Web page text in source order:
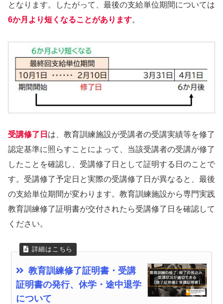
となります。したがって、最後の支給単位期間については
6か月より短くなることがあります。
受講修了日 は、教育訓練施設が受講者の受講実績等を修了
認定基準に照らすことによって、当該受講者の受講が修了
したことを確認し、受講修了日として証明する日のことで
す。受講修了予定日と実際の受講修了日が異なると、最後
の支給単位期間が変わります。教育訓練施設から専門実践
教育訓練修了証明書が交付されたら受講修了日を確認して
ください。
教育訓練修了証明書・受講
証明書の発行、休学・途中退学
について